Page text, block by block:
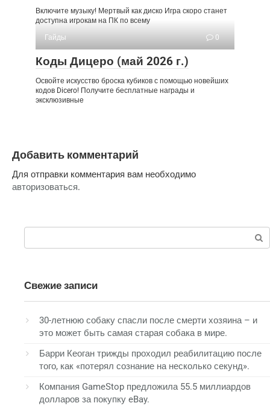
Включите музыку! Мертвый как диско Игра скоро станет
доступна игрокам на ПК по всему
Гайды
0
Коды Дицеро (май 2026 г.)
Освойте искусство броска кубиков с помощью новейших
кодов Dicero! Получите бесплатные награды и
эксклюзивные
Добавить комментарий
Для отправки комментария вам необходимо
авторизоваться.
Поиск:
Свежие записи
30-летнюю собаку спасли после смерти хозяина – и
это может быть самая старая собака в мире.
Барри Кеоган трижды проходил реабилитацию после
того, как «потерял сознание на несколько секунд».
Компания GameStop предложила 55.5 миллиардов
долларов за покупку eBay.